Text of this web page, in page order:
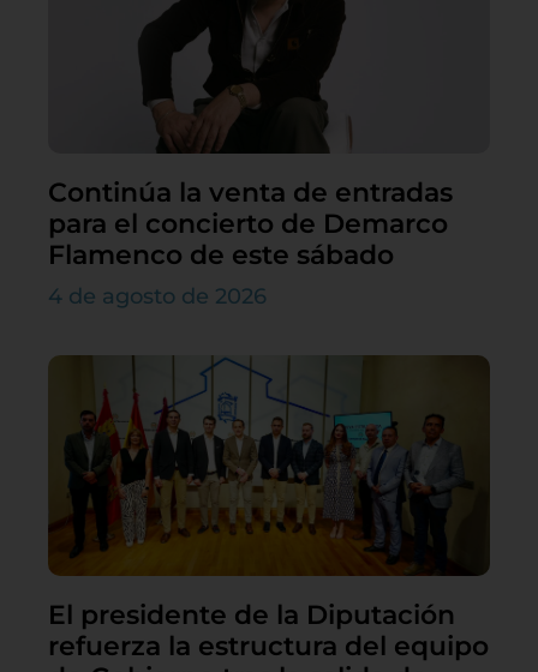
Continúa la venta de entradas
para el concierto de Demarco
Flamenco de este sábado
4 de agosto de 2026
El presidente de la Diputación
refuerza la estructura del equipo